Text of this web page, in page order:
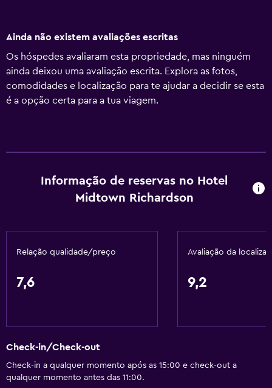
Ainda não existem avaliações escritas
Os hóspedes avaliaram esta propriedade, mas ninguém
ainda deixou uma avaliação escrita. Explora as fotos,
comodidades e localização para te ajudar a decidir se esta
é a opção certa para a tua viagem.
Informação de reservas no Hotel
Midtown Richardson
Relação qualidade/preço
7,6
Avaliação da
9,2
Check-in/Check-out
Check-in a qualquer momento após as 15:00 e check-out a
qualquer momento antes das 11:00.